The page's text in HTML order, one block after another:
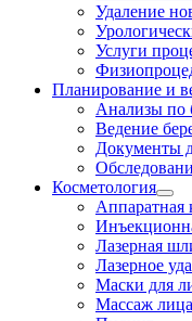
Удаление
Услуги
Планирование и
Анализы по
Ведение
Документы
Косметология
Аппаратная
Лазерная
Лазерное
Маски для
Массаж лица